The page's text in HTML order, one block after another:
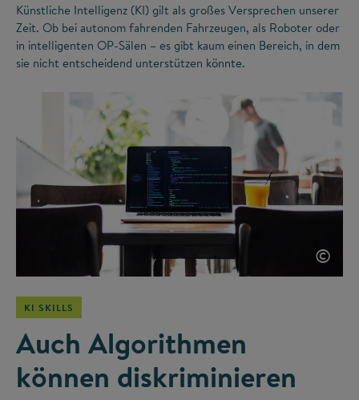
Künstliche Intelligenz (KI) gilt als großes Versprechen unserer
Zeit. Ob bei autonom fahrenden Fahrzeugen, als Roboter oder
in intelligenten OP-Sälen – es gibt kaum einen Bereich, in dem
sie nicht entscheidend unterstützen könnte.
©
KI SKILLS
Auch Algorithmen
können diskriminieren